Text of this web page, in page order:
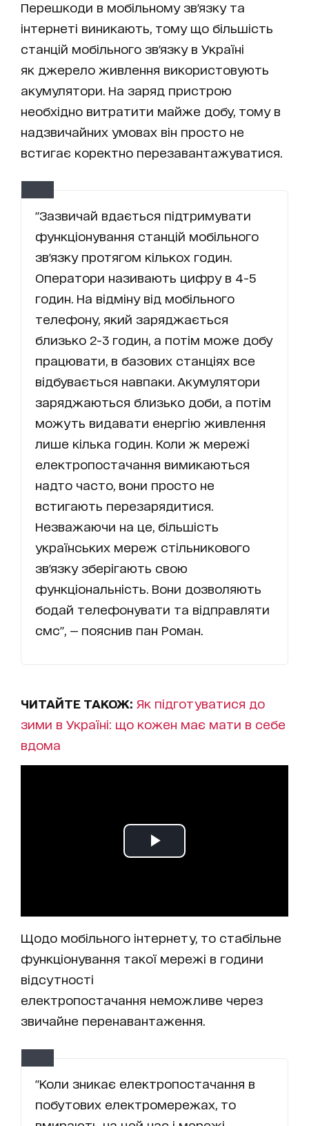
Перешкоди в мобільному зв'язку та
інтернеті виникають, тому що більшість
станцій мобільного зв'язку в Україні
як джерело живлення використовують
акумулятори. На заряд пристрою
необхідно витратити майже добу, тому в
надзвичайних умовах він просто не
встигає коректно перезавантажуватися.
"Зазвичай вдається підтримувати
функціонування станцій мобільного
зв'язку протягом кількох годин.
Оператори називають цифру в 4-5
годин. На відміну від мобільного
телефону, який заряджається
близько 2-3 годин, а потім може добу
працювати, в базових станціях все
відбувається навпаки. Акумулятори
заряджаються близько доби, а потім
можуть видавати енергію живлення
лише кілька годин. Коли ж мережі
електропостачання вимикаються
надто часто, вони просто не
встигають перезарядитися.
Незважаючи на це, більшість
українських мереж стільникового
зв'язку зберігають свою
функціональність. Вони дозволяють
бодай телефонувати та відправляти
смс", — пояснив пан Роман.
ЧИТАЙТЕ ТАКОЖ: Як підготуватися до
зими в Україні: що кожен має мати в себе
вдома
Щодо мобільного інтернету, то стабільне
функціонування такої мережі в години
відсутності
електропостачання неможливе через
звичайне перенавантаження.
"Коли зникає електропостачання в
побутових електромережах, то